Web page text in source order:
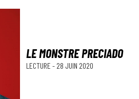
LE MONSTRE PRECIADO
LECTURE - 28 JUIN 2020